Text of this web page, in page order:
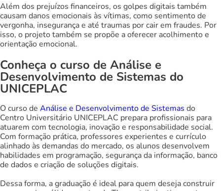
Além dos prejuízos financeiros, os golpes digitais também
causam danos emocionais às vítimas, como sentimento de
vergonha, insegurança e até traumas por cair em fraudes. Por
isso, o projeto também se propõe a oferecer acolhimento e
orientação emocional.
Conheça o curso de Análise e
Desenvolvimento de Sistemas do
UNICEPLAC
O curso de Análise e Desenvolvimento de Sistemas do
Centro Universitário UNICEPLAC prepara profissionais para
atuarem com tecnologia, inovação e responsabilidade social.
Com formação prática, professores experientes e currículo
alinhado às demandas do mercado, os alunos desenvolvem
habilidades em programação, segurança da informação, banco
de dados e criação de soluções digitais.
Dessa forma, a graduação é ideal para quem deseja construir